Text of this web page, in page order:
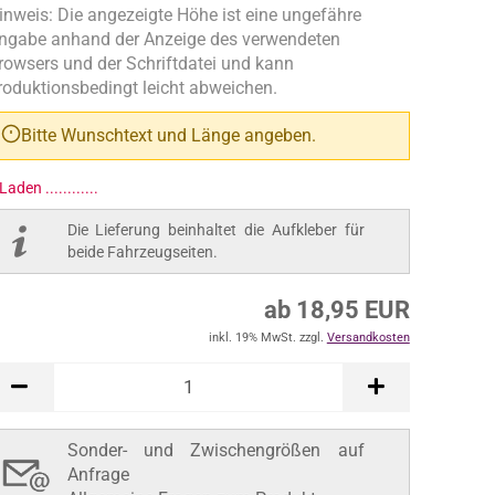
Die angezeigte Höhe ist eine ungefähre
anhand der Anzeige des verwendeten
und der Schriftdatei und kann
leicht abweichen.
Bitte Wunschtext und Länge angeben.
Laden ..............
Die Lieferung beinhaltet die Aufkleber für
beide Fahrzeugseiten.
ab 18,95 EUR
inkl. 19% MwSt. zzgl. Versandkosten
Sonder- und Zwischengrößen auf
Anfrage